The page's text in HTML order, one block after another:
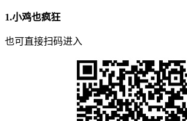
1.小鸡也疯狂
也可直接扫码进入